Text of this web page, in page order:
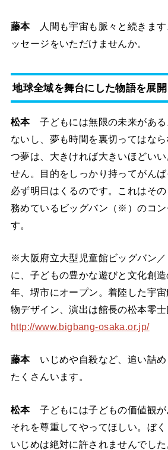
藤本人間も宇宙も脈々と続きます
ッセージをいただけませんか。
地球全域を舞台にした物語を展
松本子どもには無限の未来がある
ないし、夢も時間を裏切ってはな
つ夢は、大きければ大きいほどい
せん。目的をしっかり持ってがんば
必ず明日はくるのです。これはそ
務めているビッグバン（※）のコン
す。
※大阪府立大型児童館ビッグバン
に、子どもの豊かな遊びと文化創
年、堺市にオープン。着陸した宇
物デザイン、演出は館長の松本零士
http://www.bigbang-osaka.or.jp/
藤本いじめや自殺など、追い詰め
たくさんいます。
松本子どもには子どもの価値観が
それを尊重してやってほしい。ぼ
いじめは絶対に許されませんでし